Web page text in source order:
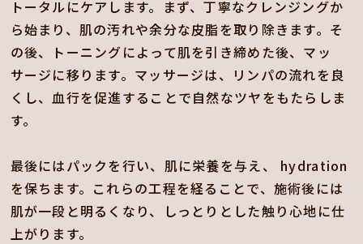
トータルにケアします。まず、丁寧なクレンジングか
ら始まり、肌の汚れや余分な皮脂を取り除きます。そ
の後、トーニングによって肌を引き締めた後、マッ
サージに移ります。マッサージは、リンパの流れを良
くし、血行を促進することで自然なツヤをもたらしま
す。
最後にはパックを行い、肌に栄養を与え、 hydration
を保ちます。これらの工程を経ることで、施術後には
肌が一段と明るくなり、しっとりとした触り心地に仕
上がります。